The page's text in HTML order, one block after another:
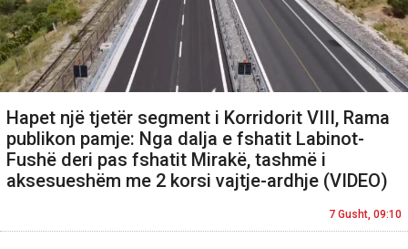
Hapet një tjetër segment i Korridorit VIII, Rama
publikon pamje: Nga dalja e fshatit Labinot-
Fushë deri pas fshatit Mirakë, tashmë i
aksesueshëm me 2 korsi vajtje-ardhje (VIDEO)
7 Gusht, 09:10